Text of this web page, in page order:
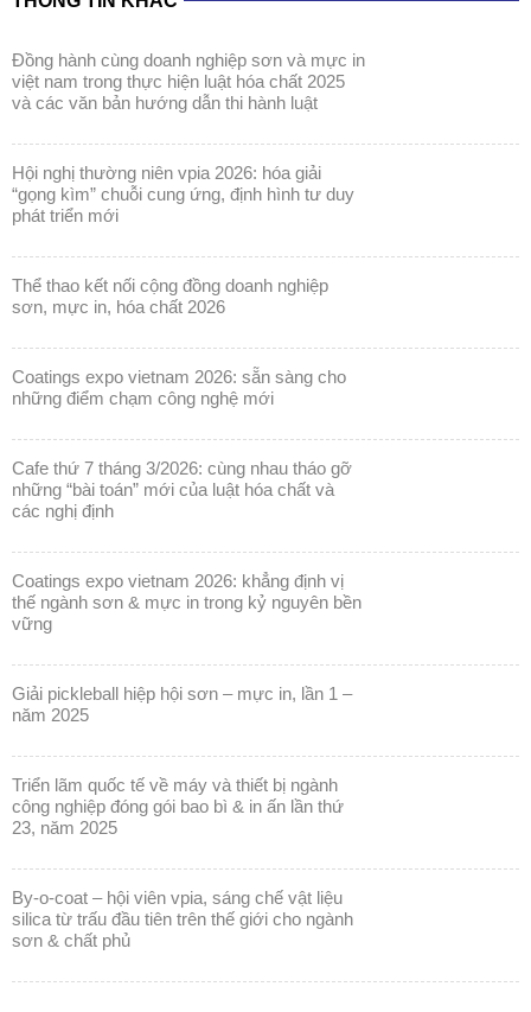
đồng hành cùng doanh nghiệp sơn và mực in
việt nam trong thực hiện luật hóa chất 2025
và các văn bản hướng dẫn thi hành luật
hội nghị thường niên vpia 2026: hóa giải
“gọng kìm” chuỗi cung ứng, định hình tư duy
phát triển mới
thể thao kết nối cộng đồng doanh nghiệp
sơn, mực in, hóa chất 2026
coatings expo vietnam 2026: sẵn sàng cho
những điểm chạm công nghệ mới
cafe thứ 7 tháng 3/2026: cùng nhau tháo gỡ
những “bài toán” mới của luật hóa chất và
các nghị định
coatings expo vietnam 2026: khẳng định vị
thế ngành sơn & mực in trong kỷ nguyên bền
vững
giải pickleball hiệp hội sơn – mực in, lần 1 –
năm 2025
triển lãm quốc tế về máy và thiết bị ngành
công nghiệp đóng gói bao bì & in ấn lần thứ
23, năm 2025
by-o-coat – hội viên vpia, sáng chế vật liệu
silica từ trấu đầu tiên trên thế giới cho ngành
sơn & chất phủ